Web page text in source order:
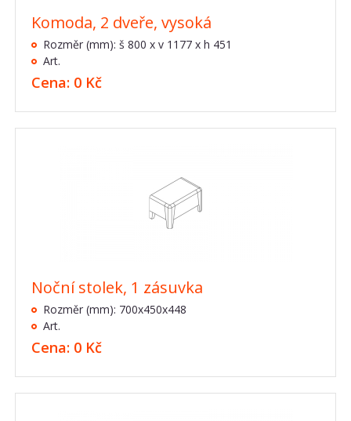
Komoda, 2 dveře, vysoká
Rozměr (mm): š 800 x v 1177 x h 451
Art.
Cena: 0 Kč
Noční stolek, 1 zásuvka
Rozměr (mm): 700x450x448
Art.
Cena: 0 Kč